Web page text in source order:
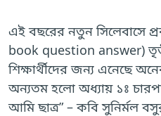
এই বছরের নতুন সিলেবাসে
book question answer)
শিক্ষার্থীদের জন্য এনেছে
অন্যতম হলো অধ্যায় ১ঃ
আমি ছাত্র” – কবি সুনির্মল